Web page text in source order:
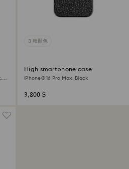
3 種顏色
High smartphone case
iPhone® 16 Pro Max, Black
3,800 $